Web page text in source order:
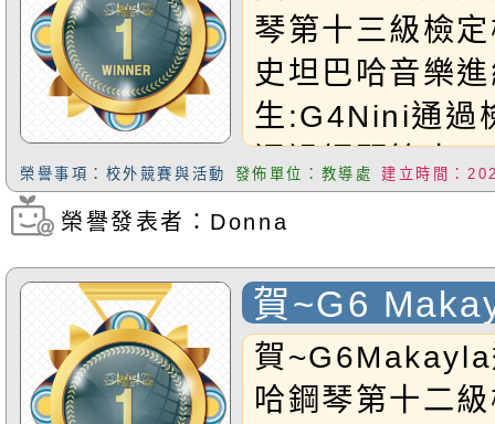
琴第十三級檢
史坦巴哈音樂
生:G4Nini通過
通過鋼琴第十
Nini小朋友!
榮譽事項：校外競賽與活動 發佈單位：教導處 建立時間：
瀏覽次數：207
榮譽發表者：Donna
賀~G6
坦巴哈鋼琴
定
賀
哈鋼琴第十二